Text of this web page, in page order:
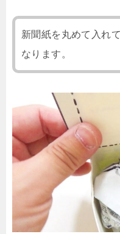
新聞紙を丸めて入れ
なります。